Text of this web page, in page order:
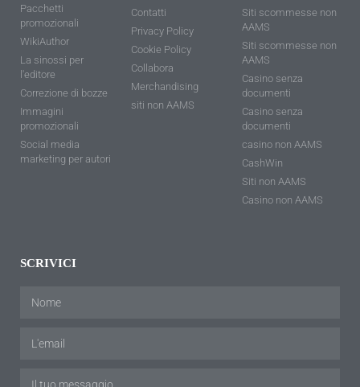
Pacchetti
promozionali
WikiAuthor
La sinossi per
l'editore
Correzione di bozze
Immagini
promozionali
Social media
marketing per autori
Contatti
Privacy Policy
Cookie Policy
Collabora
Merchandising
siti non AAMS
Siti scommesse non
AAMS
Siti scommesse non
AAMS
Casino senza
documenti
Casino senza
documenti
casino non AAMS
CashWin
Siti non AAMS
Casino non AAMS
SCRIVICI